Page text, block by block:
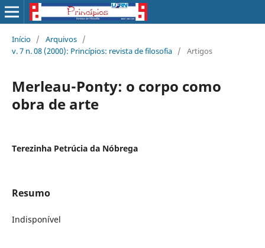
Início / Arquivos /
v. 7 n. 08 (2000): Princí­pios: revista de filosofia / Artigos
Merleau-Ponty: o corpo como
obra de arte
Terezinha Petrúcia da Nóbrega
Resumo
Indisponível